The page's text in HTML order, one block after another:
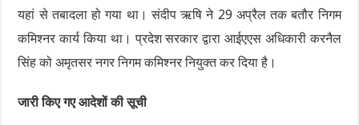
यहां से तबादला हो गया था। संदीप ऋषि ने 29 अप्रैल तक बतौर निगम
कमिश्नर कार्य किया था। प्रदेश सरकार द्वारा आईएएस अधिकारी करनैल
सिंह को अमृतसर नगर निगम कमिश्नर नियुक्त कर दिया है।
जारी किए गए आदेशों की सूची